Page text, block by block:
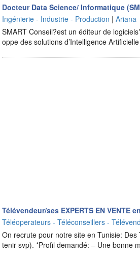
Docteur Data Science/ Informatique
Ingénierie - Industrie - Production |Ariana
SMART Conseil?est un éditeur de
oppe des solutions d’Intelligence
Télévendeur/ses EXPERTS EN VENTE
Téléoperateurs - Téléconseillers -
On recrute pour notre site en Tunisie: Des
tenir svp). *Profil demandé: – Une bonne